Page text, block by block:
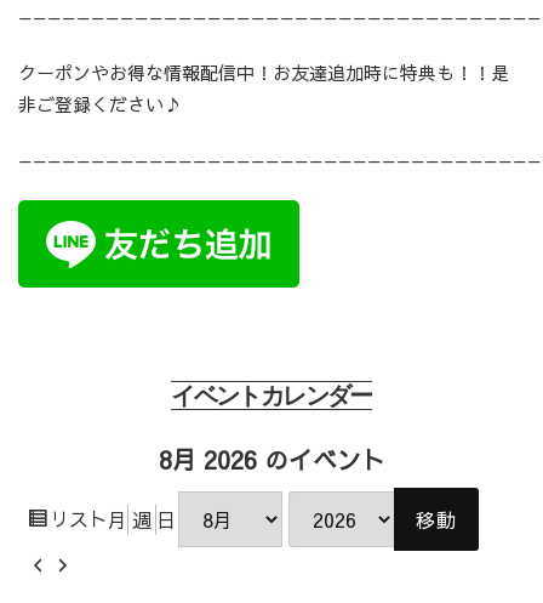
クーポンやお得な情報配信中！お友達追加時に特典も！！是
非ご登録ください♪
イベントカレンダー
8月 2026 のイベント
リスト 表
月 週 日
前
次